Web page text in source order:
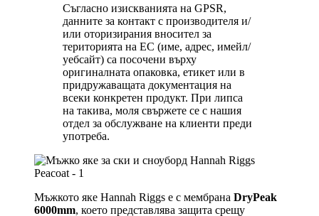
Съгласно изискванията на GPSR,
данните за контакт с производителя и/
или оторизирания вносител за
територията на ЕС (име, адрес, имейл/
уебсайт) са посочени върху
оригиналната опаковка, етикет или в
придружаващата документация на
всеки конкретен продукт. При липса
на такива, моля свържете се с нашия
отдел за обслужване на клиенти преди
употреба.
Мъжкото яке Hannah Riggs е с мембрана DryPeak
6000mm, което представлява защита срещу